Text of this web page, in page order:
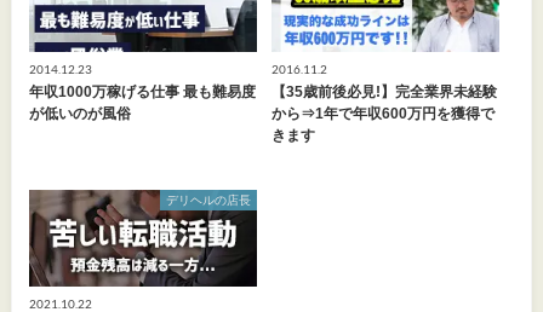
2014.12.23
年収1000万稼げる仕事 最も難易度
が低いのが風俗
2016.11.2
【35歳前後必見!】完全業界未経験
から⇒1年で年収600万円を獲得で
きます
デリヘルの店長
2021.10.22